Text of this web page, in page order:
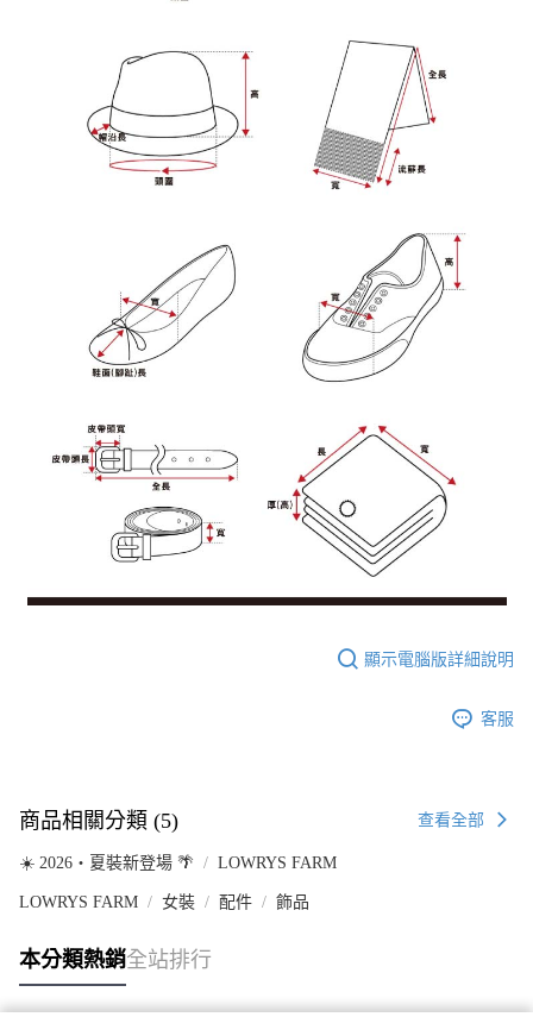
顯示電腦版詳細說明
客服
商品相關分類 (5) 查看全部
☀️ 2026・夏裝新登場 🌴 LOWRYS FARM
LOWRYS FARM 女裝 配件 飾品
本分類熱銷全站排行